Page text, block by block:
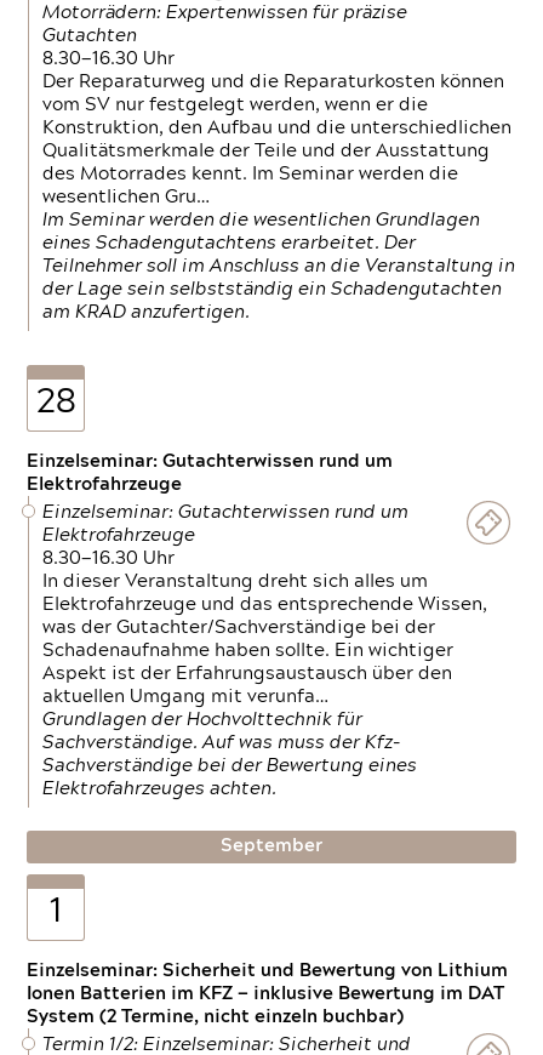
Motorrädern: Expertenwissen für präzise
Gutachten
8.30—16.30 Uhr
Der Reparaturweg und die Reparaturkosten können
vom SV nur festgelegt werden, wenn er die
Konstruktion, den Aufbau und die unterschiedlichen
Qualitätsmerkmale der Teile und der Ausstattung
des Motorrades kennt. Im Seminar werden die
wesentlichen Gru…
Im Seminar werden die wesentlichen Grundlagen
eines Schadengutachtens erarbeitet. Der
Teilnehmer soll im Anschluss an die Veranstaltung in
der Lage sein selbstständig ein Schadengutachten
am KRAD anzufertigen.
28
Einzelseminar: Gutachterwissen rund um
Elektrofahrzeuge
Einzelseminar: Gutachterwissen rund um
Elektrofahrzeuge
8.30—16.30 Uhr
In dieser Veranstaltung dreht sich alles um
Elektrofahrzeuge und das entsprechende Wissen,
was der Gutachter/Sachverständige bei der
Schadenaufnahme haben sollte. Ein wichtiger
Aspekt ist der Erfahrungsaustausch über den
aktuellen Umgang mit verunfa…
Grundlagen der Hochvolttechnik für
Sachverständige. Auf was muss der Kfz-
Sachverständige bei der Bewertung eines
Elektrofahrzeuges achten.
September
1
Einzelseminar: Sicherheit und Bewertung von Lithium
Ionen Batterien im KFZ — inklusive Bewertung im DAT
System (2 Termine, nicht einzeln buchbar)
Termin 1/2: Einzelseminar: Sicherheit und